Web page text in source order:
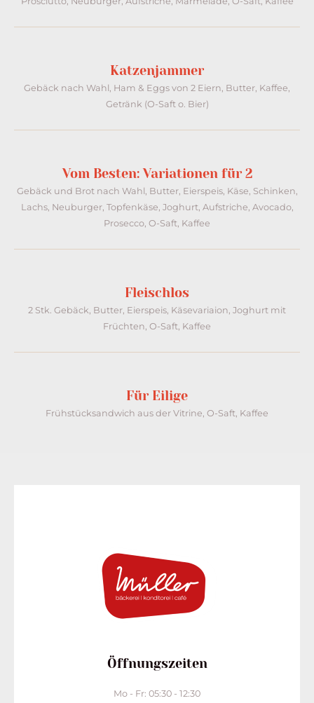
Katzenjammer
Gebäck nach Wahl, Ham & Eggs von 2 Eiern, Butter, Kaffee,
Getränk (O-Saft o. Bier)
Vom Besten: Variationen für 2
Gebäck und Brot nach Wahl, Butter, Eierspeis, Käse, Schinken,
Lachs, Neuburger, Topfenkäse, Joghurt, Aufstriche, Avocado,
Prosecco, O-Saft, Kaffee
Fleischlos
2 Stk. Gebäck, Butter, Eierspeis, Käsevariaion, Joghurt mit
Früchten, O-Saft, Kaffee
Für Eilige
Frühstücksandwich aus der Vitrine, O-Saft, Kaffee
Öffnungszeiten
Mo - Fr: 05:30 - 12:30